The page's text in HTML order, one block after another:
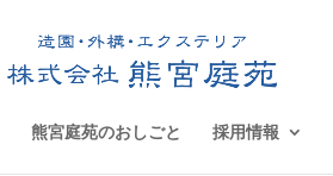
熊宮庭苑のおしごと 採用情報